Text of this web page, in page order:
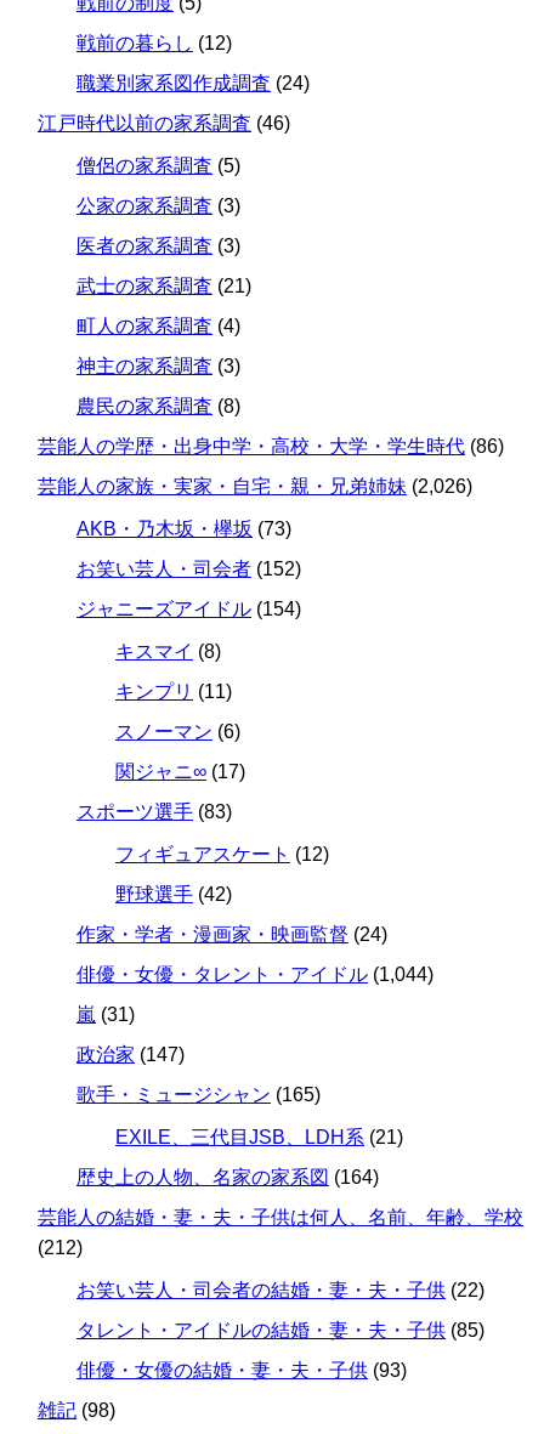
戦前の暮らし (12)
職業別家系図作成調査 (24)
江戸時代以前の家系調査 (46)
僧侶の家系調査 (5)
公家の家系調査 (3)
医者の家系調査 (3)
武士の家系調査 (21)
町人の家系調査 (4)
神主の家系調査 (3)
農民の家系調査 (8)
芸能人の学歴・出身中学・高校・大学・学生時代 (86)
芸能人の家族・実家・自宅・親・兄弟姉妹 (2,026)
AKB・乃木坂・欅坂 (73)
お笑い芸人・司会者 (152)
ジャニーズアイドル (154)
キスマイ (8)
キンプリ (11)
スノーマン (6)
関ジャニ∞ (17)
スポーツ選手 (83)
フィギュアスケート (12)
野球選手 (42)
作家・学者・漫画家・映画監督 (24)
俳優・女優・タレント・アイドル (1,044)
嵐 (31)
政治家 (147)
歌手・ミュージシャン (165)
EXILE、三代目JSB、LDH系 (21)
歴史上の人物、名家の家系図 (164)
芸能人の結婚・妻・夫・子供は何人、名前、年齢、学校
(212)
お笑い芸人・司会者の結婚・妻・夫・子供 (22)
タレント・アイドルの結婚・妻・夫・子供 (85)
俳優・女優の結婚・妻・夫・子供 (93)
雑記 (98)